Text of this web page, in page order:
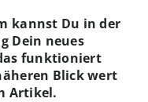
kannst Du in der
Dein neues
funktioniert
Blick wert
Artikel.